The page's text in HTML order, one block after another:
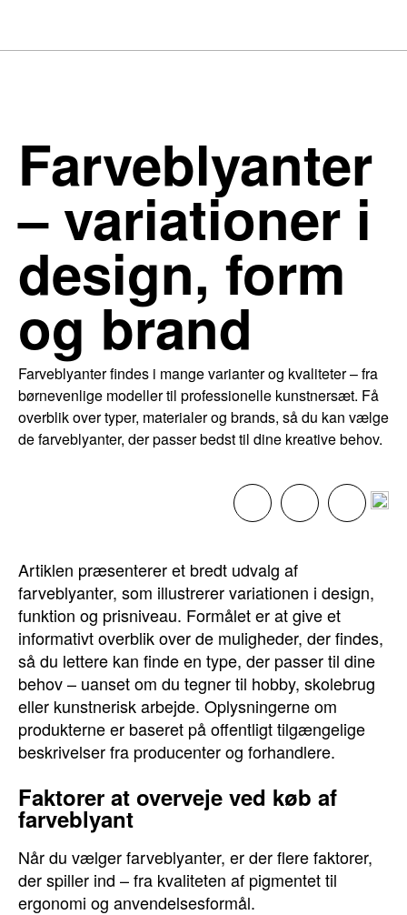
Farveblyanter
– variationer i
design, form
og brand
Farveblyanter findes i mange varianter og kvaliteter – fra
børnevenlige modeller til professionelle kunstnersæt. Få
overblik over typer, materialer og brands, så du kan vælge
de farveblyanter, der passer bedst til dine kreative behov.
Artiklen præsenterer et bredt udvalg af
farveblyanter, som illustrerer variationen i design,
funktion og prisniveau. Formålet er at give et
informativt overblik over de muligheder, der findes,
så du lettere kan finde en type, der passer til dine
behov – uanset om du tegner til hobby, skolebrug
eller kunstnerisk arbejde. Oplysningerne om
produkterne er baseret på offentligt tilgængelige
beskrivelser fra producenter og forhandlere.
Faktorer at overveje ved køb af
farveblyant
Når du vælger farveblyanter, er der flere faktorer,
der spiller ind – fra kvaliteten af pigmentet til
ergonomi og anvendelsesformål.